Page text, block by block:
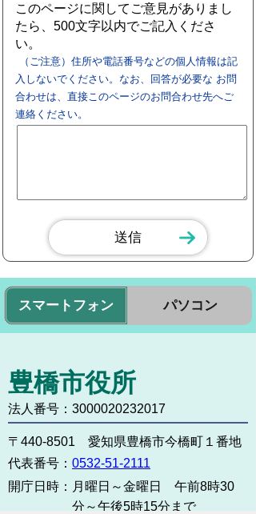
このページに関してご意見がありまし
たら、500文字以内でご記入くださ
い。
（ご注意）住所や電話番号などの個人情報は記
入しないでください。なお、回答が必要な お問
合わせは、直接このページのお問合わせ先へご
連絡ください。
スマートフォン パソコン
豊橋市役所
法人番号：3000020232017
〒440-8501 愛知県豊橋市今橋町１番地
代表番号： 0532-51-2111
開庁日時： 月曜日～金曜日 午前8時30
分～午後5時15分まで